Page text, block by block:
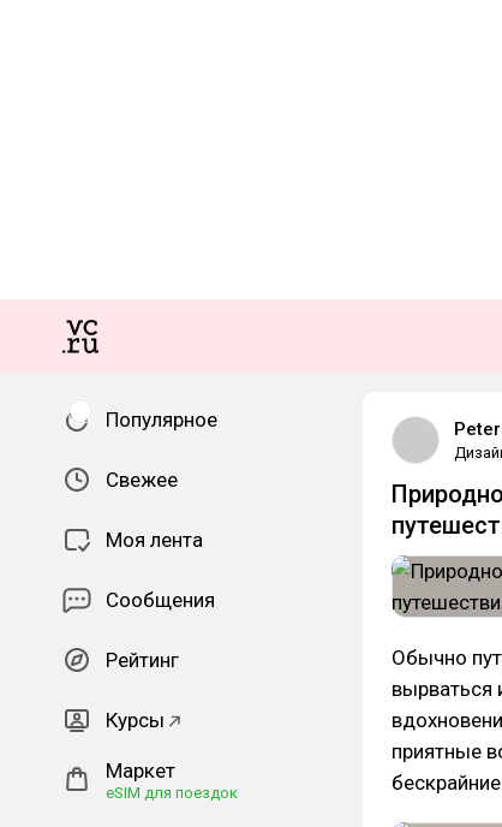
Популярное
Свежее
Моя лента
Сообщения
Рейтинг
Курсы
Маркет
eSIM для поездок
Обычно
вырваться
приятные